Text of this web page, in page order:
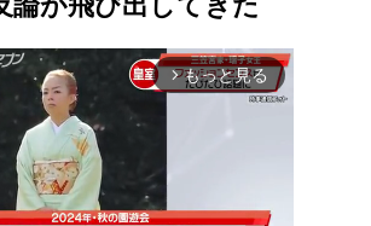
arrow_forward_ios もっと見る